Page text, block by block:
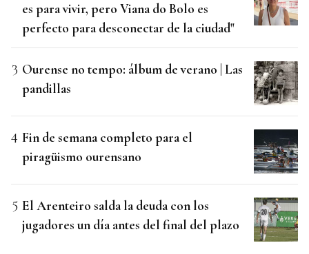
es para vivir, pero Viana do Bolo es
perfecto para desconectar de la ciudad"
Ourense no tempo: álbum de verano | Las
pandillas
Fin de semana completo para el
piragüismo ourensano
El Arenteiro salda la deuda con los
jugadores un día antes del final del plazo